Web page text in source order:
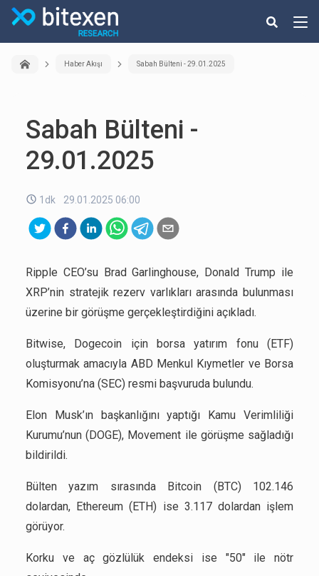
Haber Akışı Sabah Bülteni - 29.01.2025
Sabah Bülteni -
29.01.2025
1dk 29.01.2025 06:00
Ripple CEO’su Brad Garlinghouse, Donald Trump ile
XRP’nin stratejik rezerv varlıkları arasında bulunması
üzerine bir görüşme gerçekleştirdiğini açıkladı.
Bitwise, Dogecoin için borsa yatırım fonu (ETF)
oluşturmak amacıyla ABD Menkul Kıymetler ve Borsa
Komisyonu’na (SEC) resmi başvuruda bulundu.
Elon Musk’ın başkanlığını yaptığı Kamu Verimliliği
Kurumu’nun (DOGE), Movement ile görüşme sağladığı
bildirildi.
Bülten yazım sırasında Bitcoin (BTC) 102.146
dolardan, Ethereum (ETH) ise 3.117 dolardan işlem
görüyor.
Korku ve aç gözlülük endeksi ise "50" ile nötr